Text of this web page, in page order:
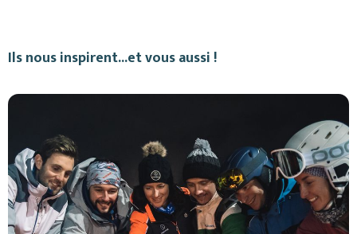
Ils nous inspirent...et vous aussi !